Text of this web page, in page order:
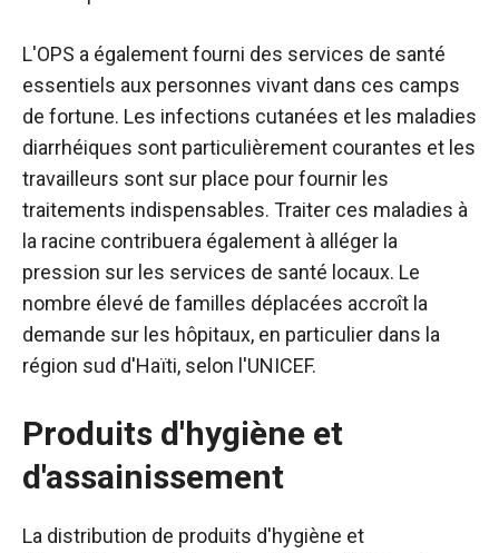
L'OPS a également fourni des services de santé
essentiels aux personnes vivant dans ces camps
de fortune. Les infections cutanées et les maladies
diarrhéiques sont particulièrement courantes et les
travailleurs sont sur place pour fournir les
traitements indispensables. Traiter ces maladies à
la racine contribuera également à alléger la
pression sur les services de santé locaux. Le
nombre élevé de familles déplacées accroît la
demande sur les hôpitaux, en particulier dans la
région sud d'Haïti, selon l'UNICEF.
Produits d'hygiène et
d'assainissement
La distribution de produits d'hygiène et